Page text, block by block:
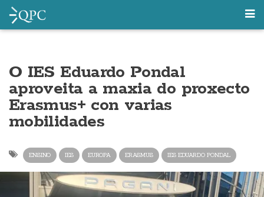
O IES Eduardo Pondal
aproveita a maxia do proxecto
Erasmus+ con varias
mobilidades
ENSINO IES EUROPA ERASMUS IES EDUARDO PONDAL